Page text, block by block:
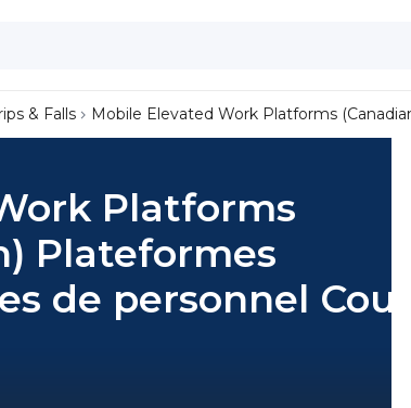
& Falls Mobile Elevated Work Platforms
Platforms
Plateformes
de personnel